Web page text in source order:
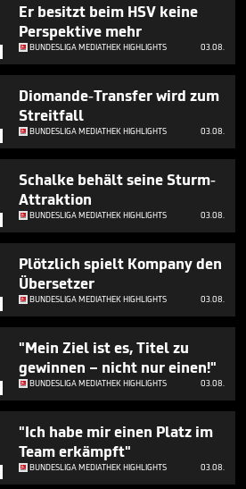
Er besitzt beim HSV keine
Perspektive mehr
BUNDESLIGA MEDIATHEK HIGHLIGHTS 03.08.
Diomande-Transfer wird zum
Streitfall
BUNDESLIGA MEDIATHEK HIGHLIGHTS 03.08.
Schalke behält seine Sturm-
Attraktion
BUNDESLIGA MEDIATHEK HIGHLIGHTS 03.08.
Plötzlich spielt Kompany den
Übersetzer
BUNDESLIGA MEDIATHEK HIGHLIGHTS 03.08.
"Mein Ziel ist es, Titel zu
gewinnen – nicht nur einen!"
BUNDESLIGA MEDIATHEK HIGHLIGHTS 03.08.
"Ich habe mir einen Platz im
Team erkämpft"
BUNDESLIGA MEDIATHEK HIGHLIGHTS 03.08.